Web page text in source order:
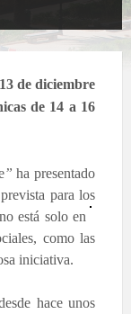
de diciembre
de 14 a 16
”ha presentado
para los
está solo en
como las
iniciativa.
hace unos